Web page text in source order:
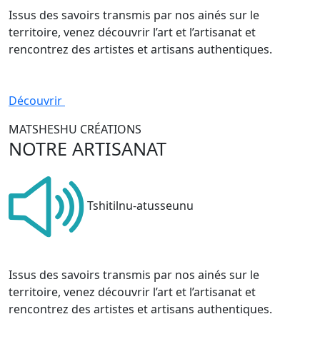
MATSHESHU CRÉATIONS
Issus des savoirs transmis par nos ainés sur le
territoire, venez découvrir l’art et l’artisanat et
rencontrez des artistes et artisans authentiques.
Découvrir
NOTRE ARTISANAT
Tshitilnu-atusseunu
Issus des savoirs transmis par nos ainés sur le
territoire, venez découvrir l’art et l’artisanat et
rencontrez des artistes et artisans authentiques.